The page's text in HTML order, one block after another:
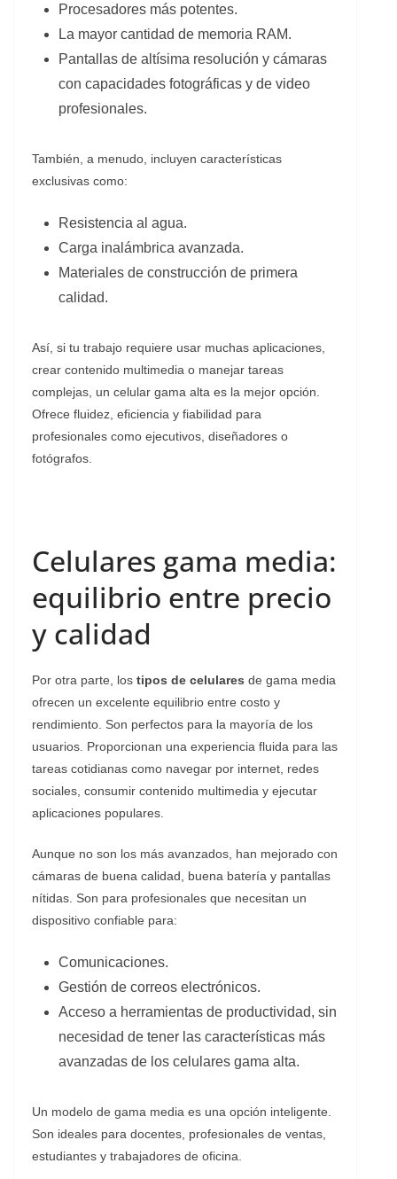
Procesadores más potentes.
La mayor cantidad de memoria RAM.
Pantallas de altísima resolución y cámaras
con capacidades fotográficas y de video
profesionales.
También, a menudo, incluyen características
exclusivas como:
Resistencia al agua.
Carga inalámbrica avanzada.
Materiales de construcción de primera
calidad.
Así, si tu trabajo requiere usar muchas aplicaciones,
crear contenido multimedia o manejar tareas
complejas, un celular gama alta es la mejor opción.
Ofrece fluidez, eficiencia y fiabilidad para
profesionales como ejecutivos, diseñadores o
fotógrafos.
Celulares gama media:
equilibrio entre precio
y calidad
Por otra parte, los tipos de celulares de gama media
ofrecen un excelente equilibrio entre costo y
rendimiento. Son perfectos para la mayoría de los
usuarios. Proporcionan una experiencia fluida para las
tareas cotidianas como navegar por internet, redes
sociales, consumir contenido multimedia y ejecutar
aplicaciones populares.
Aunque no son los más avanzados, han mejorado con
cámaras de buena calidad, buena batería y pantallas
nítidas. Son para profesionales que necesitan un
dispositivo confiable para:
Comunicaciones.
Gestión de correos electrónicos.
Acceso a herramientas de productividad, sin
necesidad de tener las características más
avanzadas de los celulares gama alta.
Un modelo de gama media es una opción inteligente.
Son ideales para docentes, profesionales de ventas,
estudiantes y trabajadores de oficina.